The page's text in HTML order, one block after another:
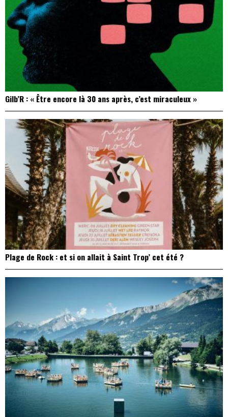
Gilb’R : « Être encore là 30 ans après, c’est miraculeux »
Plage de Rock : et si on allait à Saint Trop’ cet été ?